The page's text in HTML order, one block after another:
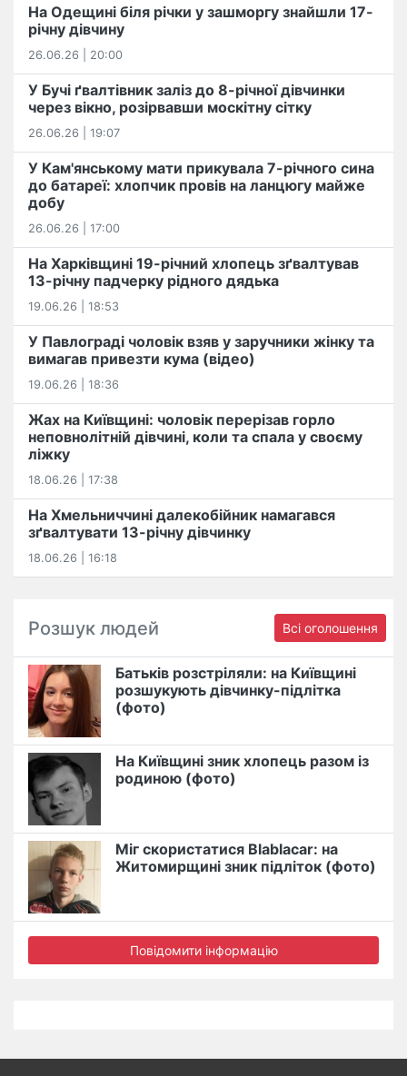
На Одещині біля річки у зашморгу знайшли 17-
річну дівчину
26.06.26 | 20:00
У Бучі ґвалтівник заліз до 8-річної дівчинки
через вікно, розірвавши москітну сітку
26.06.26 | 19:07
У Кам'янському мати прикувала 7-річного сина
до батареї: хлопчик провів на ланцюгу майже
добу
26.06.26 | 17:00
На Харківщині 19-річний хлопець​ ️зґвалтував
13-річну падчерку рідного дядька
19.06.26 | 18:53
У Павлограді чоловік взяв у заручники жінку та
вимагав привезти кума (відео)
19.06.26 | 18:36
Жах на Київщині: чоловік перерізав горло
неповнолітній дівчині, коли та спала у своєму
ліжку
18.06.26 | 17:38
На Хмельниччині далекобійник намагався
зґвалтувати 13-річну дівчинку
18.06.26 | 16:18
Розшук людей Всі оголошення
Батьків розстріляли: на Київщині
розшукують дівчинку-підлітка
(фото)
На Київщині зник хлопець разом із
родиною (фото)
Міг скористатися Blablacar: на
Житомирщині зник підліток (фото)
Повідомити інформацію